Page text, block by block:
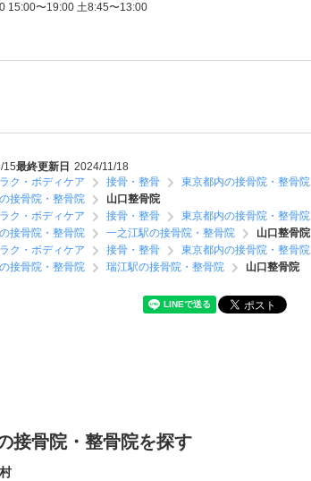
15:00〜19:00 土8:45〜13:00
15最終更新日 2024/11/18
ク・ボディケア 接骨・整骨
東京都内の接骨院・整骨院
接骨院・整骨院
山口整骨院
ク・ボディケア 接骨・整骨
東京都内の接骨院・整骨院
接骨院・整骨院
一之江駅の接骨院・整骨院
山口整骨院
ク・ボディケア 接骨・整骨
東京都内の接骨院・整骨院
接骨院・整骨院
瑞江駅の接骨院・整骨院 山口整骨院
接骨院・整骨院を探す